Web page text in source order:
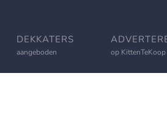
DEKKATERS
aangeboden op KittenTeKoop